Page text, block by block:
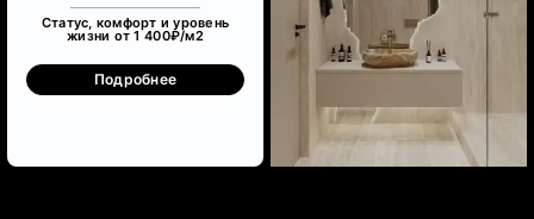
Статус, комфорт и уровень
жизни от 1 400₽/м2
Подробнее